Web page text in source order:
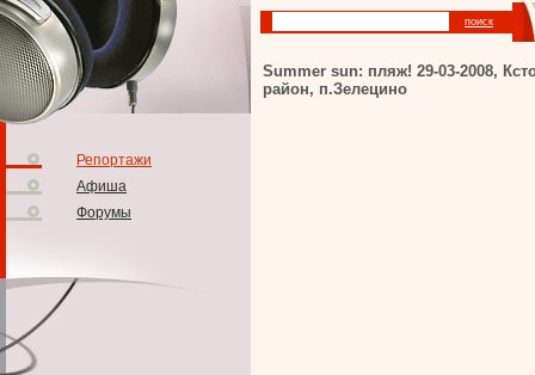
Репортажи
Афиша
Форумы
Summer sun: пляж! 29-03-2008,
район, п.Зелецино